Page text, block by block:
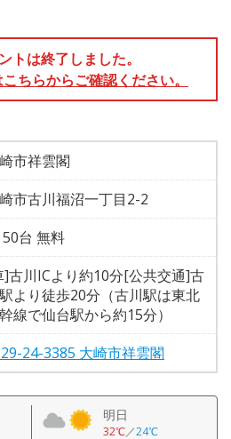
トは終了しました。
ちらからご確認ください。
市祥雲閣
市古川福沼一丁目2-2
50台 無料
]古川ICより約10分[公共交通]古
より徒歩20分（古川駅は東北
線で仙台駅から約15分）
24-3385 大崎市祥雲閣
明日
32℃／24℃